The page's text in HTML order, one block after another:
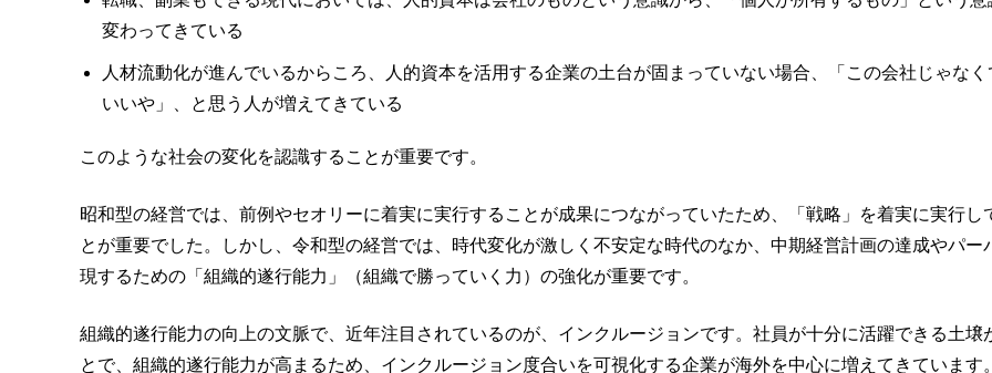
変わってきている
人材流動化が進んでいるからころ、人的資本を活用する企業の土台が固まっていない場合、「この会社じゃなく
いいや」、と思う人が増えてきている
このような社会の変化を認識することが重要です。
昭和型の経営では、前例やセオリーに着実に実行することが成果につながっていたため、「戦略」を着実に実行し
とが重要でした。しかし、令和型の経営では、時代変化が激しく不安定な時代のなか、中期経営計画の達成やパー
現するための「組織的遂行能力」（組織で勝っていく力）の強化が重要です。
組織的遂行能力の向上の文脈で、近年注目されているのが、インクルージョンです。社員が十分に活躍できる土壌
とで、組織的遂行能力が高まるため、インクルージョン度合いを可視化する企業が海外を中心に増えてきています